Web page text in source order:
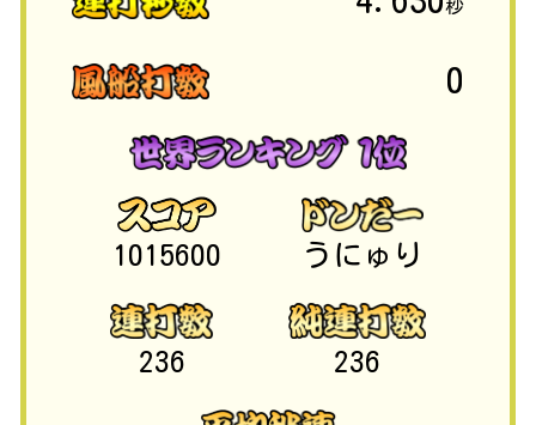
秒
0
1015600 うにゅり
236 236